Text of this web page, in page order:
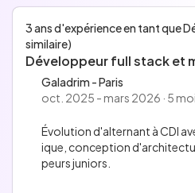
3 ans d'expérience en tant que
similaire)
Développeur full stack et
Galadrim - Paris
oct. 2025 - mars 2026 · 5
Évolution d'alternant à CDI
ique, conception
peurs juniors.
Aucune information n'a